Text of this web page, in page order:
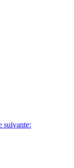
suivante: